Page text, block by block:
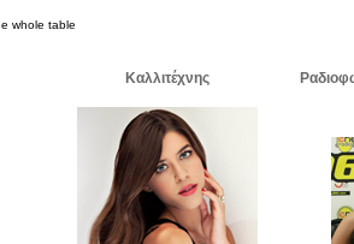
Καλλιτέχνης